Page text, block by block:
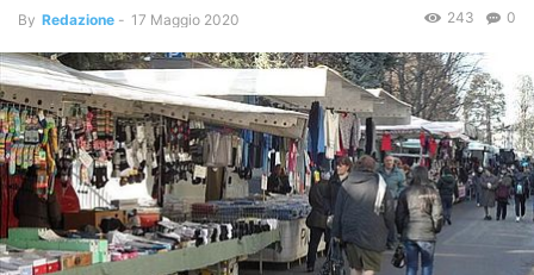
By Redazione - 17 Maggio 2020 0
243